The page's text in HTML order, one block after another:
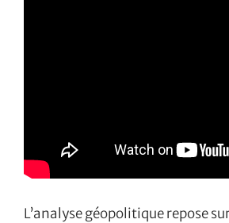
L’analyse géopolitique repose